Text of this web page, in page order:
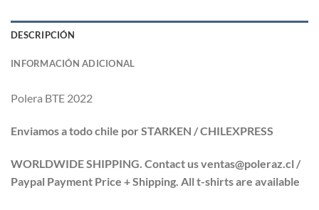
DESCRIPCIÓN
INFORMACIÓN ADICIONAL
Polera BTE 2022
Enviamos a todo chile por STARKEN / CHILEXPRESS
WORLDWIDE SHIPPING. Contact us ventas@poleraz.cl /
Paypal Payment Price + Shipping. All t-shirts are available